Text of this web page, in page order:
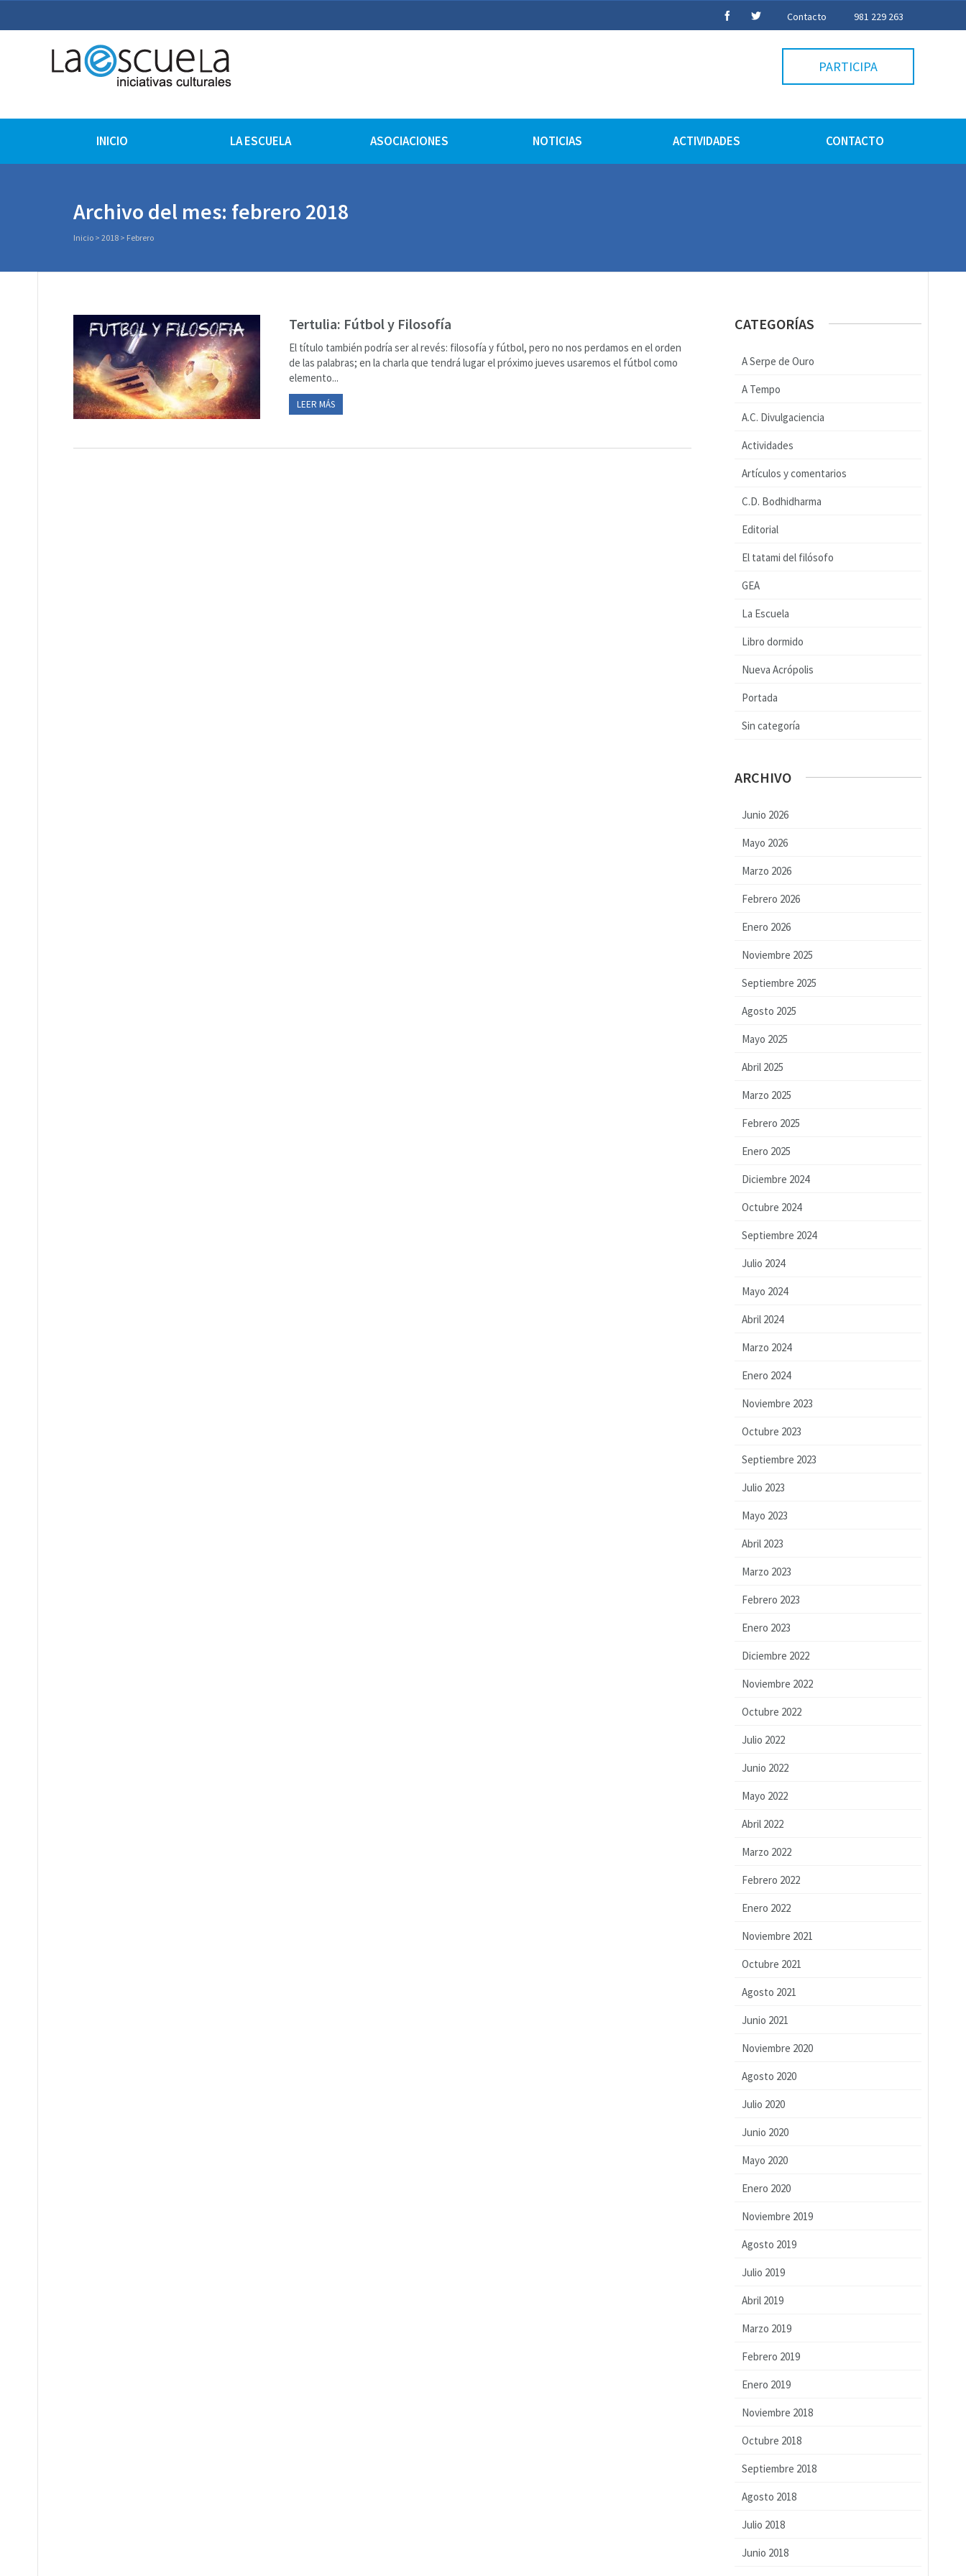
Contacto 981 229 263
La Escuela Iniciativas Culturales PARTICIPA
INICIO LA ESCUELA ASOCIACIONES NOTICIAS ACTIVIDADES CONTACTO
Archivo del mes: febrero 2018
Inicio > 2018 > Febrero
Tertulia: Fútbol y Filosofía
El título también podría ser al revés: filosofía y fútbol, pero no nos perdamos en el orden
de las palabras; en la charla que tendrá lugar el próximo jueves usaremos el fútbol como
elemento...
LEER MÁS
CATEGORÍAS
A Serpe de Ouro
A Tempo
A.C. Divulgaciencia
Actividades
Artículos y comentarios
C.D. Bodhidharma
Editorial
El tatami del filósofo
GEA
La Escuela
Libro dormido
Nueva Acrópolis
Portada
Sin categoría
ARCHIVO
Junio 2026
Mayo 2026
Marzo 2026
Febrero 2026
Enero 2026
Noviembre 2025
Septiembre 2025
Agosto 2025
Mayo 2025
Abril 2025
Marzo 2025
Febrero 2025
Enero 2025
Diciembre 2024
Octubre 2024
Septiembre 2024
Julio 2024
Mayo 2024
Abril 2024
Marzo 2024
Enero 2024
Noviembre 2023
Octubre 2023
Septiembre 2023
Julio 2023
Mayo 2023
Abril 2023
Marzo 2023
Febrero 2023
Enero 2023
Diciembre 2022
Noviembre 2022
Octubre 2022
Julio 2022
Junio 2022
Mayo 2022
Abril 2022
Marzo 2022
Febrero 2022
Enero 2022
Noviembre 2021
Octubre 2021
Agosto 2021
Junio 2021
Noviembre 2020
Agosto 2020
Julio 2020
Junio 2020
Mayo 2020
Enero 2020
Noviembre 2019
Agosto 2019
Julio 2019
Abril 2019
Marzo 2019
Febrero 2019
Enero 2019
Noviembre 2018
Octubre 2018
Septiembre 2018
Agosto 2018
Julio 2018
Junio 2018